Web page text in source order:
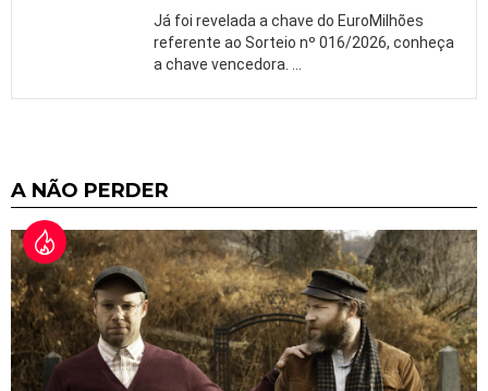
Já foi revelada a chave do EuroMilhões
referente ao Sorteio nº 016/2026, conheça
a chave vencedora.
A NÃO PERDER